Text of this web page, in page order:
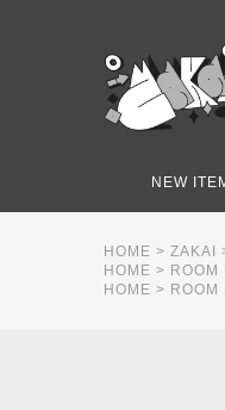
NEW
HOME > ZAKAI
HOME > ROOM
HOME > ROOM